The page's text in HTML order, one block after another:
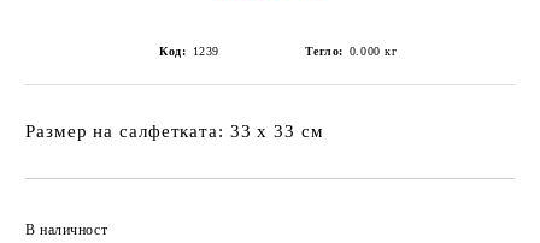
Код: 1239 Тегло: 0.000 кг
Размер на салфетката: 33 х 33 см
В наличност